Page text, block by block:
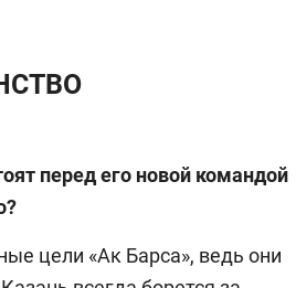
перед его новой командой
цели «Ак Барса», ведь они